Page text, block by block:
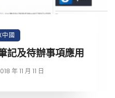
中國
記及待辦事項應用
年 11 月 11 日